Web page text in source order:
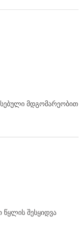
მდგომარეობით
შესყიდვა